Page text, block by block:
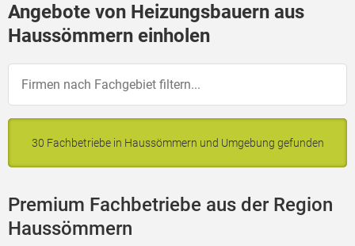
Angebote von Heizungsbauern aus
Haussömmern einholen
30 Fachbetriebe in Haussömmern und Umgebung gefunden
Premium Fachbetriebe aus der Region
Haussömmern